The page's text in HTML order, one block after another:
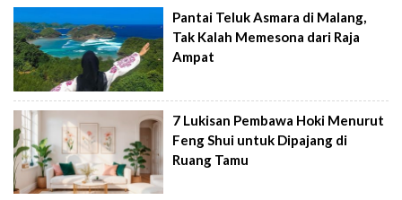
Pantai Teluk Asmara di Malang,
Tak Kalah Memesona dari Raja
Ampat
7 Lukisan Pembawa Hoki Menurut
Feng Shui untuk Dipajang di
Ruang Tamu